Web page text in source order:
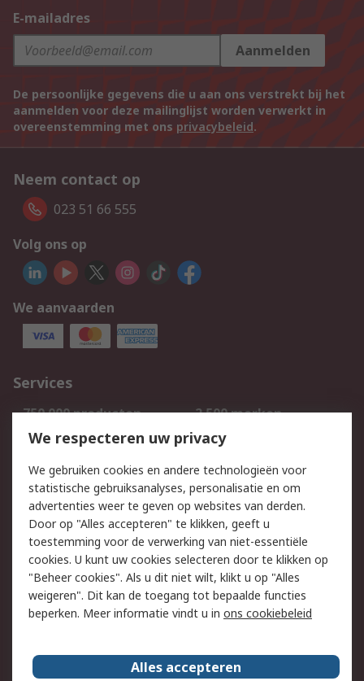
E-mailadres
Aanmelden
De persoonlijke gegevens die u aan ons verstrekt bij het
aanmelden voor deze mailinglijst worden verwerkt in
overeenstemming met ons privacybeleid.
Neem contact op
023 51 66 555
Volg ons op
We aanvaarden
Services
750.000 producten
2.500 merken
Bestellen
Inkoopoplossingen
Track & Trace
Wettelijk
Cookiebeleid
Email veiligheid
Privacybeleid
Websitevoorwaarden
Algemene
verkoopvoorwaarden
Over RS
We respecteren uw privacy
We gebruiken cookies en andere technologieën voor
statistische gebruiksanalyses, personalisatie en om
advertenties weer te geven op websites van derden.
Door op "Alles accepteren" te klikken, geeft u
toestemming voor de verwerking van niet-essentiële
cookies. U kunt uw cookies selecteren door te klikken op
"Beheer cookies". Als u dit niet wilt, klikt u op "Alles
weigeren". Dit kan de toegang tot bepaalde functies
beperken. Meer informatie vindt u in ons cookiebeleid
Alles accepteren